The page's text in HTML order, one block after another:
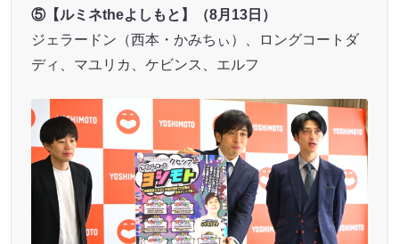
⑤【ルミネtheよしもと】（8月13日）
ジェラードン（西本・かみちぃ）、ロングコートダ
ディ、マユリカ、ケビンス、エルフ